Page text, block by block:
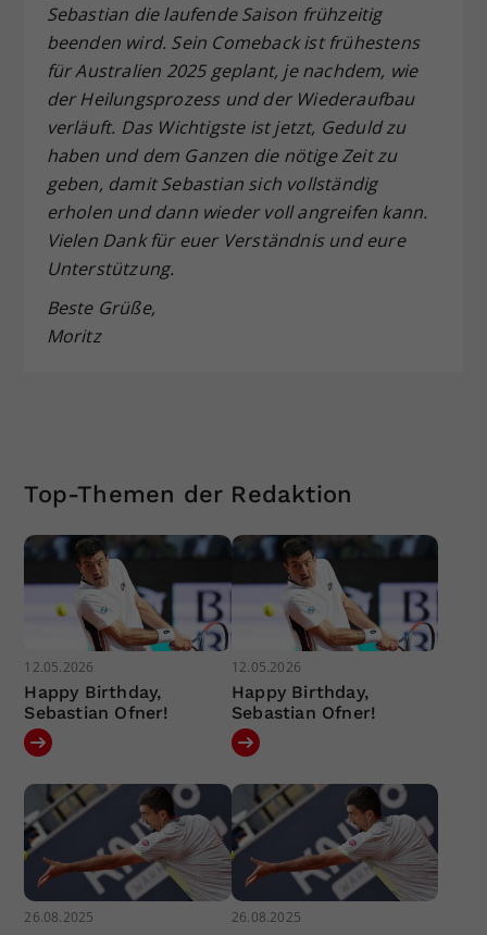
Sebastian die laufende Saison frühzeitig
beenden wird. Sein Comeback ist frühestens
für Australien 2025 geplant, je nachdem, wie
der Heilungsprozess und der Wiederaufbau
verläuft. Das Wichtigste ist jetzt, Geduld zu
haben und dem Ganzen die nötige Zeit zu
geben, damit Sebastian sich vollständig
erholen und dann wieder voll angreifen kann.
Vielen Dank für euer Verständnis und eure
Unterstützung.
Beste Grüße,
Moritz
Top-Themen der Redaktion
12.05.2026
Happy Birthday,
Sebastian Ofner!
12.05.2026
Happy Birthday,
Sebastian Ofner!
26.08.2025 26.08.2025